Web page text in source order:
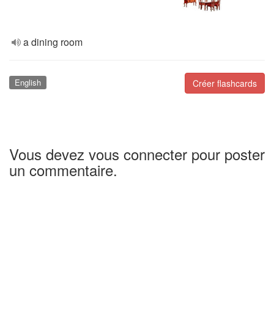
a dining room
Créer flashcards
English
Vous devez vous connecter pour poster
un commentaire.